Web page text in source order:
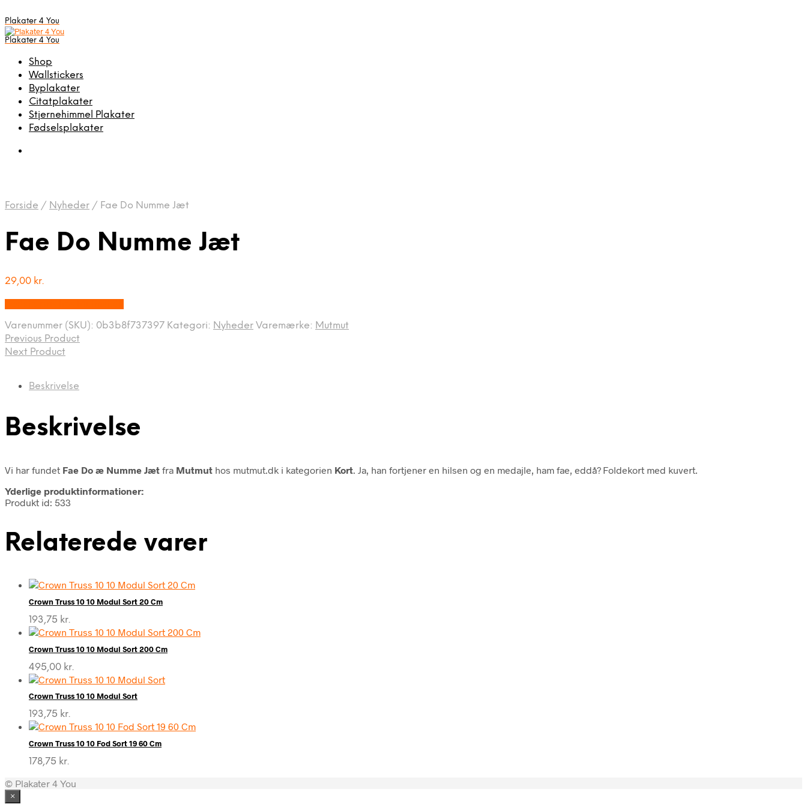
Plakater 4 You
Plakater 4 You
Shop
Wallstickers
Byplakater
Citatplakater
Stjernehimmel Plakater
Fødselsplakater
Forside / Nyheder / Fae Do Numme Jæt
Fae Do Numme Jæt
29,00 kr.
Varenummer (SKU): 0b3b8f737397 Kategori: Nyheder Varemærke: Mutmut
Previous Product
Next Product
Beskrivelse
Beskrivelse
Vi har fundet Fae Do æ Numme Jæt fra Mutmut hos mutmut.dk i kategorien Kort . Ja, han fortjener en hilsen og en medajle, ham fae, eddå? Foldekort med kuvert.
Yderlige produktinformationer:
Produkt id: 533
Relaterede varer
Crown Truss 10 10 Modul Sort 20 Cm
193,75 kr.
Crown Truss 10 10 Modul Sort 200 Cm
495,00 kr.
Crown Truss 10 10 Modul Sort
193,75 kr.
Crown Truss 10 10 Fod Sort 19 60 Cm
178,75 kr.
© Plakater 4 You
×